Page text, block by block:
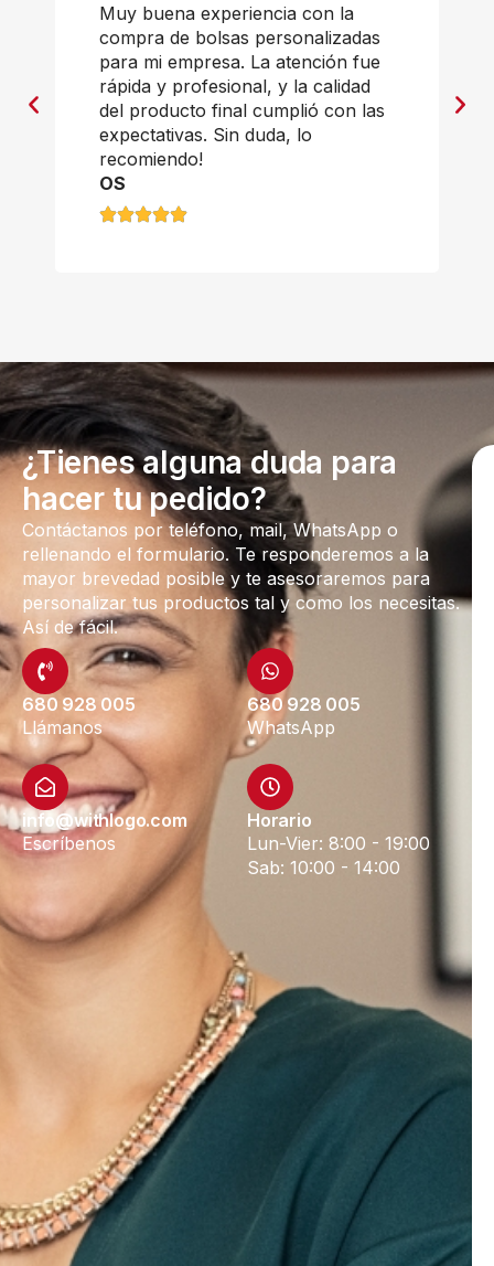
Muy buena experiencia con la
compra de bolsas personalizadas
para mi empresa. La atención fue
rápida y profesional, y la calidad
del producto final cumplió con las
expectativas. Sin duda, lo
recomiendo!
OS
¿Tienes alguna duda para
hacer tu pedido?
Contáctanos por teléfono, mail, WhatsApp o
rellenando el formulario. Te responderemos a la
mayor brevedad posible y te asesoraremos para
personalizar tus productos tal y como los necesitas.
Así de fácil.
680 928 005
Llámanos
680 928 005
WhatsApp
info@withlogo.com
Escríbenos
Horario
Lun-Vier: 8:00 - 19:00
Sab: 10:00 - 14:00